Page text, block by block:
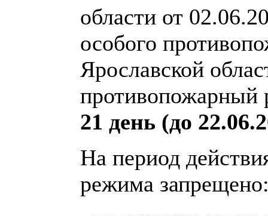
области от
особого
Ярославской
21 день (до
На период
режима